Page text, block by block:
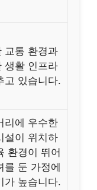
교통 환경과
생활 인프라
고 있습니다.
리에 우수한
설이 위치하
환경이 뛰어
를 둔 가정에
가 높습니다.